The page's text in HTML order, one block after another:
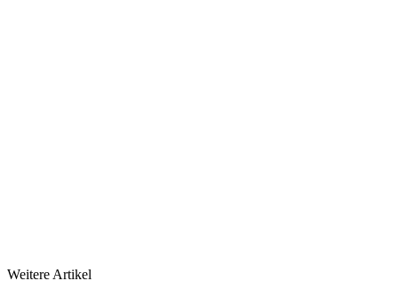
Weitere Artikel